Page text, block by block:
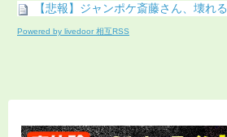
【悲報】ジャンポケ斎藤さん、壊れる
Powered by livedoor 相互RSS